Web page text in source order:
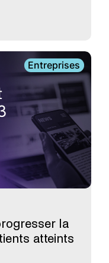
Entreprises
la
atteints